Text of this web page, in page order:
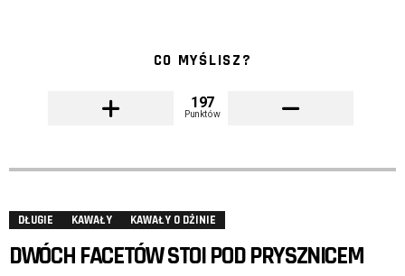
CO MYŚLISZ?
197
Punktów
DŁUGIE KAWAŁY KAWAŁY O DŻINIE
DWÓCH FACETÓW STOI POD PRYSZNICEM